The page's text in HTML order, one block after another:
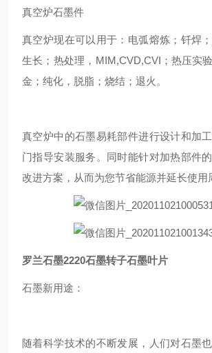
真空炉石墨件
真空炉现在可以用于：电弧熔炼；钎焊
生长；热处理，MIM,CVD,CVI；热压实
金；纯化，脱脂；烧结；退火。
真空炉中的石墨易耗部件进行设计和加
门指导安装服务。同时能针对加热部件
改进方案，从而为您节省能源并延长使用
罗兰石墨2220石墨转子石墨叶片
石墨新用途：
随着科学技术的不断发展，人们对石墨